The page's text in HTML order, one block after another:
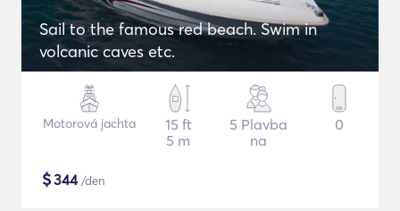
Sail to the famous red beach. Swim in
volcanic caves etc.
Motorová jachta
15 ft
5 m
5 Plavba
na
0
$344/den